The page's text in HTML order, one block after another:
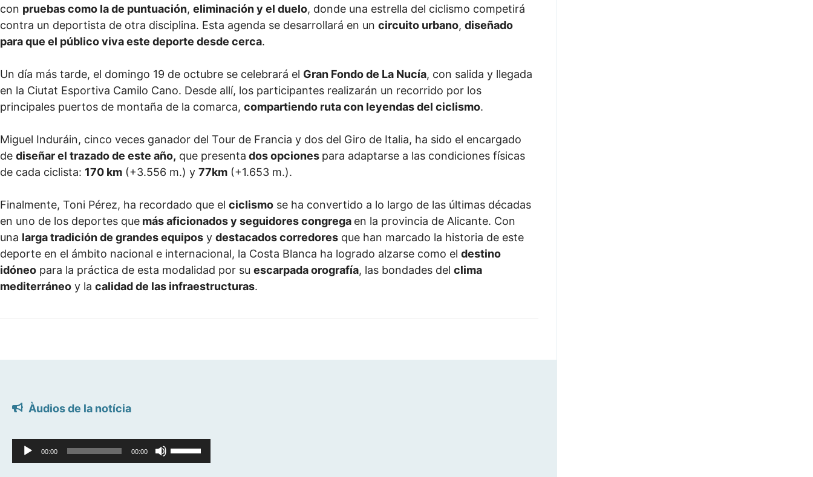
con pruebas como la de puntuación, eliminación y el duelo, donde una estrella del ciclismo competirá
contra un deportista de otra disciplina. Esta agenda se desarrollará en un circuito urbano, diseñado
para que el público viva este deporte desde cerca.
Un día más tarde, el domingo 19 de octubre se celebrará el Gran Fondo de La Nucía, con salida y llegada
en la Ciutat Esportiva Camilo Cano. Desde allí, los participantes realizarán un recorrido por los
principales puertos de montaña de la comarca, compartiendo ruta con leyendas del ciclismo.
Miguel Induráin, cinco veces ganador del Tour de Francia y dos del Giro de Italia, ha sido el encargado
de diseñar el trazado de este año, que presenta dos opciones para adaptarse a las condiciones físicas
de cada ciclista: 170 km (+3.556 m.) y 77km (+1.653 m.).
Finalmente, Toni Pérez, ha recordado que el ciclismo se ha convertido a lo largo de las últimas décadas
en uno de los deportes que más aficionados y seguidores congrega en la provincia de Alicante. Con
una larga tradición de grandes equipos y destacados corredores que han marcado la historia de este
deporte en el ámbito nacional e internacional, la Costa Blanca ha logrado alzarse como el destino
idóneo para la práctica de esta modalidad por su escarpada orografía, las bondades del clima
mediterráneo y la calidad de las infraestructuras.
Àudios de la notícia
Reproductor
d'àudio
00:00 00:00
Feu
servir